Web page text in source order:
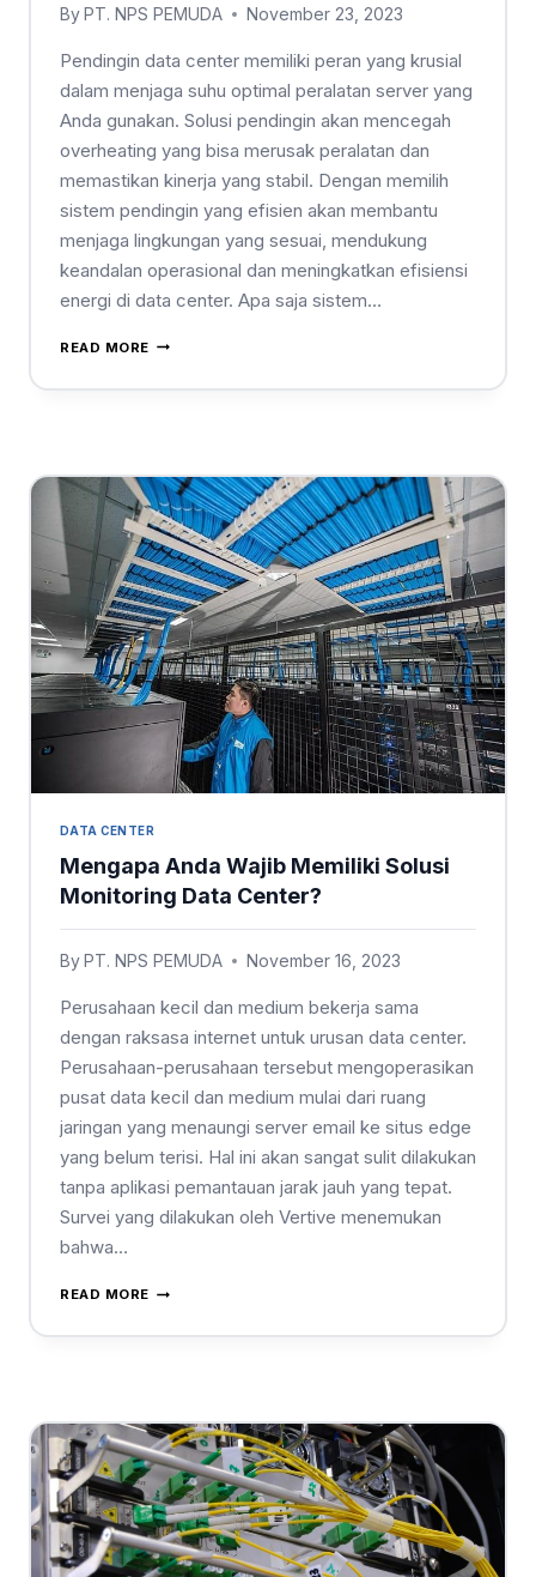
ByPT. NPS PEMUDA November 23, 2023
Pendingin data center memiliki peran yang krusial
dalam menjaga suhu optimal peralatan server yang
Anda gunakan. Solusi pendingin akan mencegah
overheating yang bisa merusak peralatan dan
memastikan kinerja yang stabil. Dengan memilih
sistem pendingin yang efisien akan membantu
menjaga lingkungan yang sesuai, mendukung
keandalan operasional dan meningkatkan efisiensi
energi di data center. Apa saja sistem…
READ MORE
DATA CENTER
Mengapa Anda Wajib Memiliki Solusi
Monitoring Data Center?
ByPT. NPS PEMUDA November 16, 2023
Perusahaan kecil dan medium bekerja sama
dengan raksasa internet untuk urusan data center.
Perusahaan-perusahaan tersebut mengoperasikan
pusat data kecil dan medium mulai dari ruang
jaringan yang menaungi server email ke situs edge
yang belum terisi. Hal ini akan sangat sulit dilakukan
tanpa aplikasi pemantauan jarak jauh yang tepat.
Survei yang dilakukan oleh Vertive menemukan
bahwa…
READ MORE